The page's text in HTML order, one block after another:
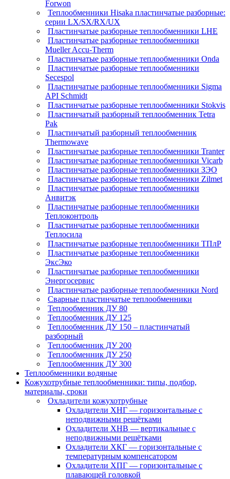
Forwon
Теплообменники Hisaka пластинчатые разборные:
серии LX/SX/RX/UX
Пластинчатые разборные теплообменники LHE
Пластинчатые разборные теплообменники
Mueller Accu-Therm
Пластинчатые разборные теплообменники Onda
Пластинчатые разборные теплообменники
Secespol
Пластинчатые разборные теплообменники Sigma
API Schmidt
Пластинчатые разборные теплообменники Stokvis
Пластинчатый разборный теплообменник Tetra
Pak
Пластинчатый разборный теплообменник
Thermowave
Пластинчатые разборные теплообменники Tranter
Пластинчатые разборные теплообменники Vicarb
Пластинчатые разборные теплообменники ЗЭО
Пластинчатые разборные теплообменники Zilmet
Пластинчатые разборные теплообменники
Анвитэк
Пластинчатые разборные теплообменники
Теплоконтроль
Пластинчатые разборные теплообменники
Теплосила
Пластинчатые разборные теплообменники ТПлР
Пластинчатые разборные теплообменники
ЭксЭко
Пластинчатые разборные теплообменники
Энергосервис
Пластинчатые разборные теплообменники Nord
Сварные пластинчатые теплообменники
Теплообменник ДУ 80
Теплообменник ДУ 125
Теплообменник ДУ 150 – пластинчатый
разборный
Теплообменник ДУ 200
Теплообменник ДУ 250
Теплообменник ДУ 300
Теплообменники водяные
Кожухотрубные теплообменники: типы, подбор,
материалы, сроки
Охладители кожухотрубные
Охладители ХНГ — горизонтальные с
неподвижными решётками
Охладители ХНВ — вертикальные с
неподвижными решётками
Охладители ХКГ — горизонтальные с
температурным компенсатором
Охладители ХПГ — горизонтальные с
плавающей головкой